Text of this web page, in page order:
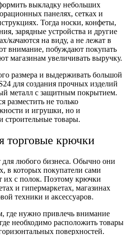
выкладку небольших
панелях, сетках и
Тогда носки, конфеты,
зарядные устройства и другие
качаются на виду, а не лежат в
внимание, побуждают покупать
магазинам увеличивать выручку.
размера и выдерживать большой
для создания прочных изделий
металл с защитным покрытием.
разместить не только
и игрушки, но и
строительные товары.
торговые крючки
для любого бизнеса. Обычно они
в которых покупатели сами
их с полок. Поэтому крючки
и гипермаркетах, магазинах
техники и аксессуаров.
где нужно привлечь внимание
необходимо расположить товары
поверхностей.